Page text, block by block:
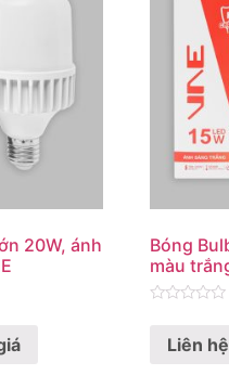
20W, ánh
Bóng
màu
outLiên